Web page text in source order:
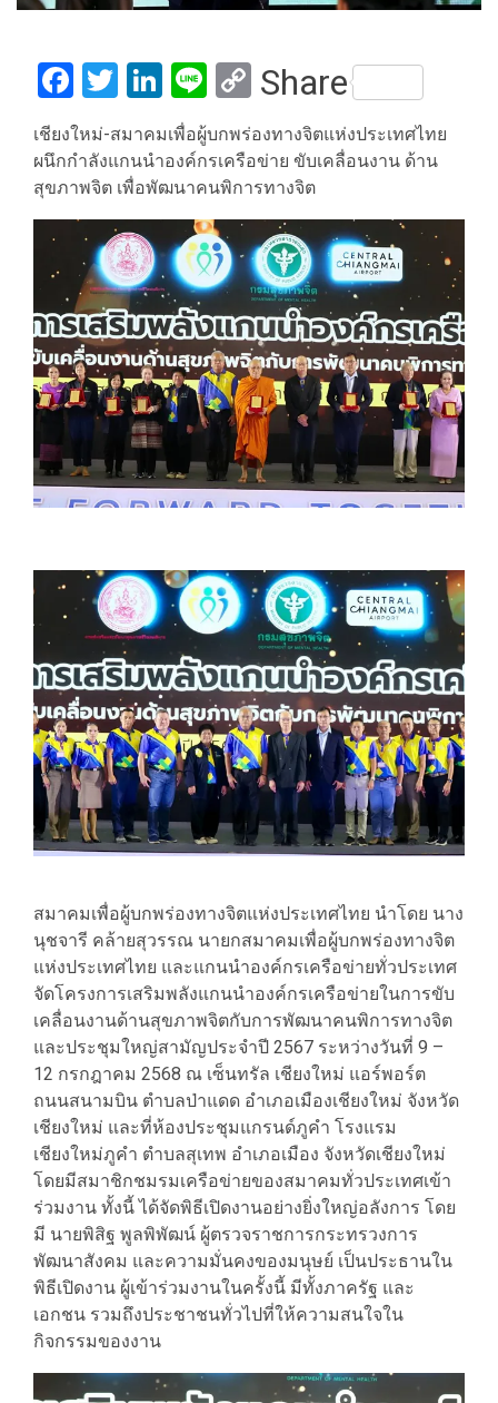
Facebook
Twitter
LinkedIn
LineCopy
Link
Share
เชียงใหม่-สมาคมเพื่อผู้บกพร่องทางจิตแห่งประเทศไทย
ผนึกกำลังแกนนำองค์กรเครือข่าย ขับเคลื่อนงาน ด้าน
สุขภาพจิต เพื่อพัฒนาคนพิการทางจิต
สมาคมเพื่อผู้บกพร่องทางจิตแห่งประเทศไทย นำโดย นาง
นุชจารี คล้ายสุวรรณ นายกสมาคมเพื่อผู้บกพร่องทางจิต
แห่งประเทศไทย และแกนนำองค์กรเครือข่ายทั่วประเทศ
จัดโครงการเสริมพลังแกนนำองค์กรเครือข่ายในการขับ
เคลื่อนงานด้านสุขภาพจิตกับการพัฒนาคนพิการทางจิต
และประชุมใหญ่สามัญประจำปี 2567 ระหว่างวันที่ 9 –
12 กรกฎาคม 2568 ณ เซ็นทรัล เชียงใหม่ แอร์พอร์ต
ถนนสนามบิน ตำบลป่าแดด อำเภอเมืองเชียงใหม่ จังหวัด
เชียงใหม่ และที่ห้องประชุมแกรนด์ภูคำ โรงแรม
เชียงใหม่ภูคำ ตำบลสุเทพ อำเภอเมือง จังหวัดเชียงใหม่
โดยมีสมาชิกชมรมเครือข่ายของสมาคมทั่วประเทศเข้า
ร่วมงาน ทั้งนี้ ได้จัดพิธีเปิดงานอย่างยิ่งใหญ่อลังการ โดย
มี นายพิสิฐ พูลพิพัฒน์ ผู้ตรวจราชการกระทรวงการ
พัฒนาสังคม และความมั่นคงของมนุษย์ เป็นประธานใน
พิธีเปิดงาน ผู้เข้าร่วมงานในครั้งนี้ มีทั้งภาครัฐ และ
เอกชน รวมถึงประชาชนทั่วไปที่ให้ความสนใจใน
กิจกรรมของงาน